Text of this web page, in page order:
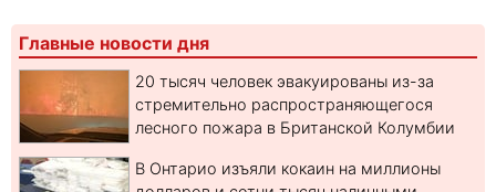
Главные новости дня
20 тысяч человек эвакуированы из-за
стремительно распространяющегося
лесного пожара в Британской Колумбии
В Онтарио изъяли кокаин на миллионы